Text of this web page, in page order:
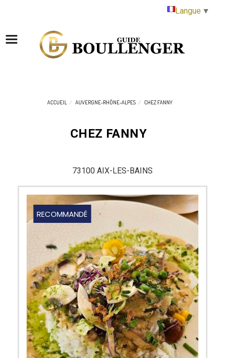
ACCUEIL AUVERGNE-RHÔNE-ALPES CHEZ FANNY
RECOMMANDÉ
CHEZ FANNY
73100 AIX-LES-BAINS
Langue ▼